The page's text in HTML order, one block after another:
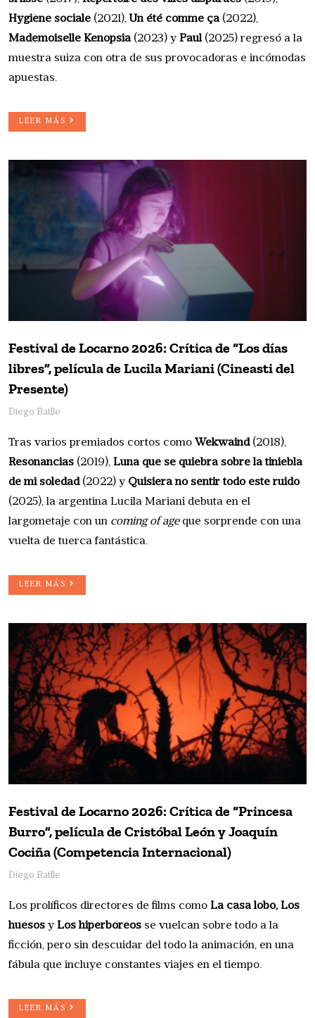
Hygiène sociale (2021), Un été comme ça(2022),
Mademoiselle Kenopsia(2023) y Paul(2025) regresó a la
muestra suiza con otra de sus provocadoras e incómodas
apuestas.
LEER MÁS
Festival de Locarno 2026: Crítica de “Los días
libres”, película de Lucila Mariani (Cineasti del
Presente)
Diego Batlle
Tras varios premiados cortos como Wekwaind(2018),
Resonancias (2019), Luna que se quiebra sobre la tiniebla
de mi soledad(2022) y Quisiera no sentir todo este ruido
(2025), la argentina Lucila Mariani debuta en el
largometaje con un coming of ageque sorprende con una
vuelta de tuerca fantástica.
LEER MÁS
Festival de Locarno 2026: Crítica de “Princesa
Burro”, película de Cristóbal León y Joaquín
Cociña (Competencia Internacional)
Diego Batlle
Los prolíficos directores de films como La casa lobo, Los
huesos yLos hiperbóreos se vuelcan sobre todo a la
ficción, pero sin descuidar del todo la animación, en una
fábula que incluye constantes viajes en el tiempo.
LEER MÁS